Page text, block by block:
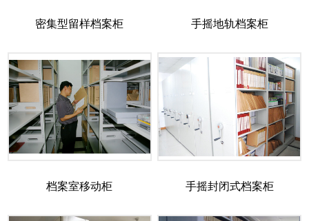
密集型留样档案柜 手摇地轨档案柜
档案室移动柜 手摇封闭式档案柜